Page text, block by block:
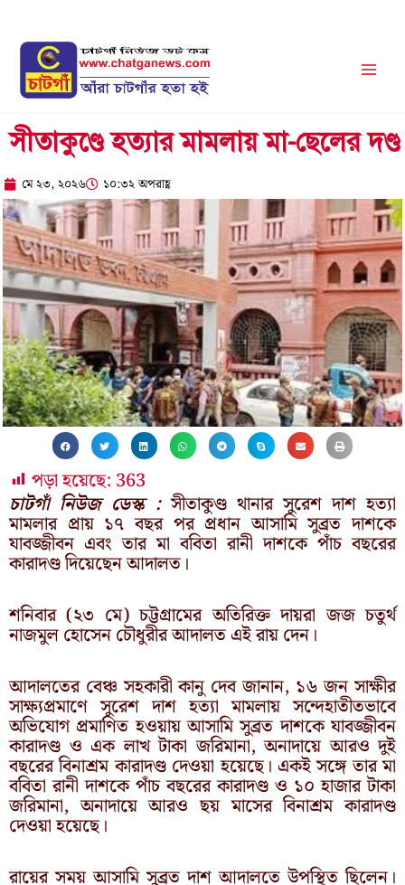
content
সীতাকুণ্ডে হত্যার মামলায় মা-ছেলের দণ্ড
মে ২৩, ২০২৬ ১০:৩২ অপরাহ্ণ
পড়া হয়েছে: 363
চাটগাঁ নিউজ ডেস্ক : সীতাকুণ্ড থানার সুরেশ দাশ হত্যা
মামলার প্রায় ১৭ বছর পর প্রধান আসামি সুব্রত দাশকে
যাবজ্জীবন এবং তার মা ববিতা রানী দাশকে পাঁচ বছরের
কারাদণ্ড দিয়েছেন আদালত।
শনিবার (২৩ মে) চট্টগ্রামের অতিরিক্ত দায়রা জজ চতুর্থ
নাজমুল হোসেন চৌধুরীর আদালত এই রায় দেন।
আদালতের বেঞ্চ সহকারী কানু দেব জানান, ১৬ জন সাক্ষীর
সাক্ষ্যপ্রমাণে সুরেশ দাশ হত্যা মামলায় সন্দেহাতীতভাবে
অভিযোগ প্রমাণিত হওয়ায় আসামি সুব্রত দাশকে যাবজ্জীবন
কারাদণ্ড ও এক লাখ টাকা জরিমানা, অনাদায়ে আরও দুই
বছরের বিনাশ্রম কারাদণ্ড দেওয়া হয়েছে। একই সঙ্গে তার মা
ববিতা রানী দাশকে পাঁচ বছরের কারাদণ্ড ও ১০ হাজার টাকা
জরিমানা, অনাদায়ে আরও ছয় মাসের বিনাশ্রম কারাদণ্ড
দেওয়া হয়েছে।
রায়ের সময় আসামি সুব্রত দাশ আদালতে উপস্থিত ছিলেন।